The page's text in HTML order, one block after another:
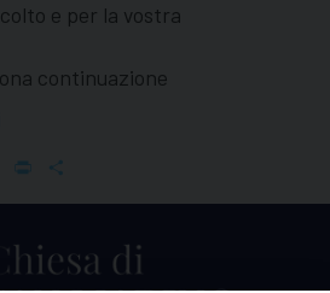
e per la vostra
continuazione
EmailPrint